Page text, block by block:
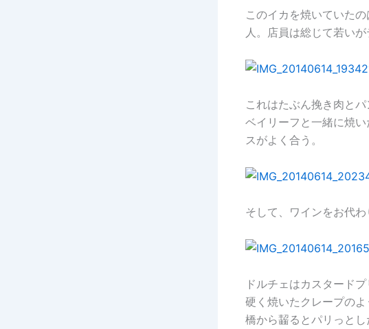
このイカを焼いていた
人。店員は総じて若いが
これはたぶん挽き肉と
ベイリーフと一緒に焼
スがよく合う。
そして、ワインをお代わ
ドルチェはカスタード
硬く焼いたクレープの
橋から齧るとパリっと